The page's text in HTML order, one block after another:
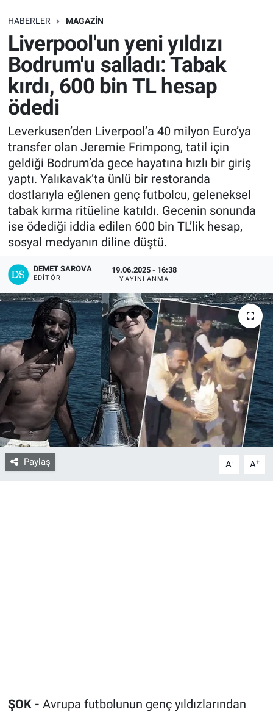
HABERLER MAGAZIN
Liverpool'un yeni yıldızı
Bodrum'u salladı: Tabak
kırdı, 600 bin TL hesap
ödedi
Leverkusen’den Liverpool’a 40 milyon Euro’ya
transfer olan Jeremie Frimpong, tatil için
geldiği Bodrum’da gece hayatına hızlı bir giriş
yaptı. Yalıkavak’ta ünlü bir restoranda
dostlarıyla eğlenen genç futbolcu, geleneksel
tabak kırma ritüeline katıldı. Gecenin sonunda
ise ödediği iddia edilen 600 bin TL’lik hesap,
sosyal medyanın diline düştü.
DEMET SAROVA
EDITÖR
19.06.2025 - 16:38
YAYINLANMA
Paylaş A- A+
ŞOK - Avrupa futbolunun genç yıldızlarından
SAĞLIK
EKONOMİ
EĞİTİM
ÖZEL HABER
Keşfet
ASTROLOJİ
MANŞET
RESMİ İLANLAR
İLAN
Bize ulaşın
İletişim/Künye
Yaşam
Gözden Kaçmasın
İletişim (Künye)